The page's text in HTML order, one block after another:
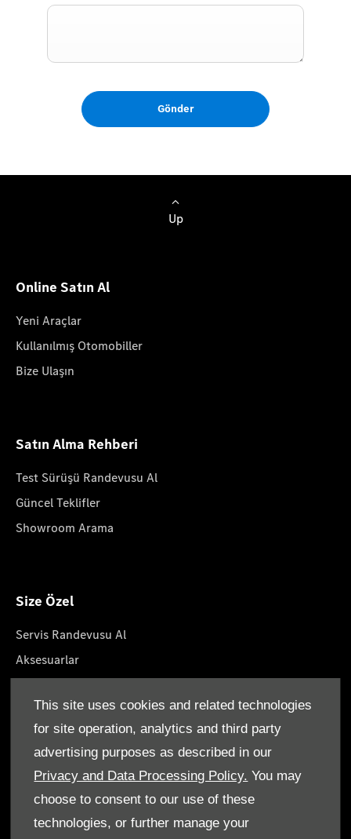
This site uses cookies and related technologies
for site operation, analytics and third party
advertising purposes as described in our
Privacy and Data Processing Policy. You may
choose to consent to our use of these
technologies, or further manage your
Gönder
Up
Online Satın Al
Yeni Araçlar
Kullanılmış Otomobiller
Bize Ulaşın
Satın Alma Rehberi
Test Sürüşü Randevusu Al
Güncel Teklifler
Showroom Arama
Size Özel
Servis Randevusu Al
Aksesuarlar
Yol Yardımı
Servis Paketleri
Orjinal Parçalar